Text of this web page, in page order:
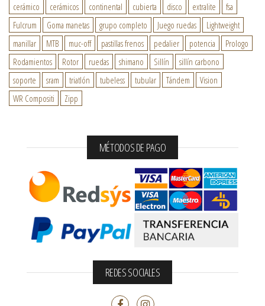
cerámico
cerámicos continental cubierta disco extralite
fsa
Fulcrum
Goma manetas grupo completo Juego ruedas
Lightweight
manillar
MTB muc-off pastillas frenos pedalier potencia
Prologo
Rodamientos
Rotor ruedas shimano Sillín
sillín carbono
soporte
sram triatlón tubeless tubular Tándem
Vision
WR Compositi
Zipp
MÉTODOS DE PAGO
REDES SOCIALES